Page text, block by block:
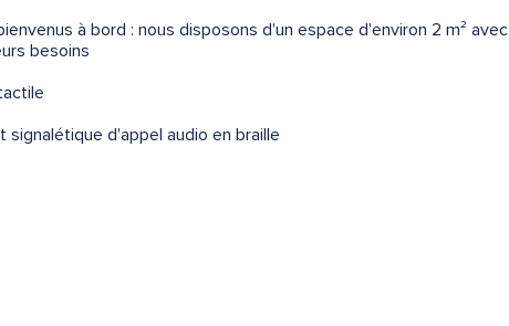
à bord : nous disposons d'un espace d'environ 2 m² avec
besoins
signalétique d'appel audio en braille